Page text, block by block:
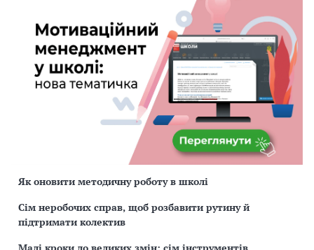
Як оновити методичну роботу в школі
Сім неробочих справ, щоб розбавити рутину й
підтримати колектив